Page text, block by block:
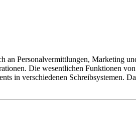
an Personalvermittlungen, Marketing
Die wesentlichen Funktionen
in verschiedenen Schreibsystemen.